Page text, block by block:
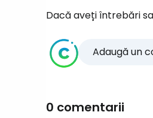
Dacă aveți întrebări
Adaugă un
0 comentarii